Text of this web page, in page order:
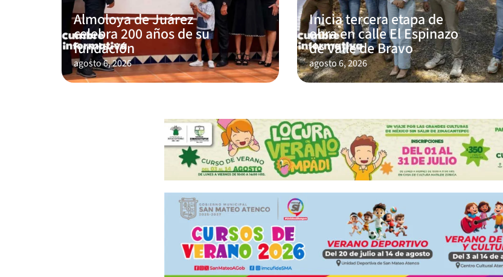
Almoloya de Juárez
celebra 200 años de su
fundación
agosto 6, 2026
Inicia tercera etapa de
obra en calle El Espinazo
de Valle de Bravo
agosto 6, 2026